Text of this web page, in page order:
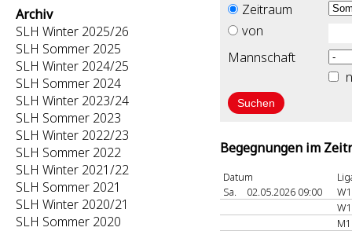
Archiv
SLH Winter 2025/26
SLH Sommer 2025
SLH Winter 2024/25
SLH Sommer 2024
SLH Winter 2023/24
SLH Sommer 2023
SLH Winter 2022/23
SLH Sommer 2022
SLH Winter 2021/22
SLH Sommer 2021
SLH Winter 2020/21
SLH Sommer 2020
Zeitraum
von
Mannschaft
Begegnungen im
Datum
Sa.
02.05.2026 09:00